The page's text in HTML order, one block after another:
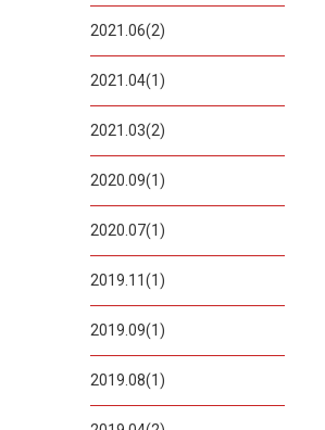
2021.06(2)
2021.04(1)
2021.03(2)
2020.09(1)
2020.07(1)
2019.11(1)
2019.09(1)
2019.08(1)